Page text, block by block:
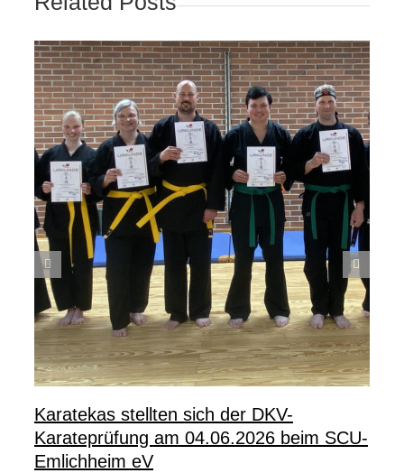
Karatekas stellten sich der DKV-
Karateprüfung am 04.06.2026 beim SCU-
Emlichheim eV